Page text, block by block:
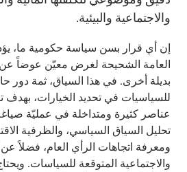
والاجتماعية والبيئية.
إن أي قرار بسن سياسة حكومية ما،
العامة الشحيحة لغرض معيّن عوضاً
بديلة أخرى. في هذا السياق، ثمة دور
للسياسيات في تحديد الخيارات، بهدف
عناصر كثيرة ومتداخلة في عمليّة
تحليل السياق السياسي، والظرفية
ومعرفة اتجاهات الرأي العام، فضلاً عن
والاجتماعية المتوقعة للسياسات.